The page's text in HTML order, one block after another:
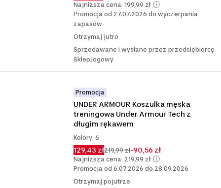
Najniższa cena: 199,99 zł
Promocja od 27.07.2026 do wyczerpania
zapasów
Otrzymaj jutro
Sprzedawane i wysłane przez przedsiębiorcę
SklepJogowy
Promocja
UNDER ARMOUR Koszulka męska
treningowa Under Armour Tech z
długim rękawem
Kolory: 6
129,43 zł219,99 zł-90,56 zł
Najniższa cena: 219,99 zł
Promocja od 6.07.2026 do 28.09.2026
Otrzymaj pojutrze